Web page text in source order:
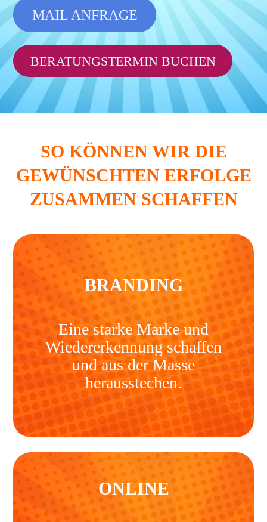
MAIL ANFRAGE
BERATUNGSTERMIN BUCHEN
SO KÖNNEN WIR DIE
GEWÜNSCHTEN ERFOLGE
ZUSAMMEN SCHAFFEN
BRANDING
Eine starke Marke und
Wiedererkennung schaffen
und aus der Masse
herausstechen.
ONLINE